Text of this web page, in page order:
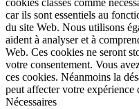
cookies classés comme
car ils sont essentiels au
du site Web. Nous utilisons
aident à analyser et à
Web. Ces cookies ne seront
votre consentement. Vous
ces cookies. Néanmoins la
peut affecter votre expérience
Nécessaires